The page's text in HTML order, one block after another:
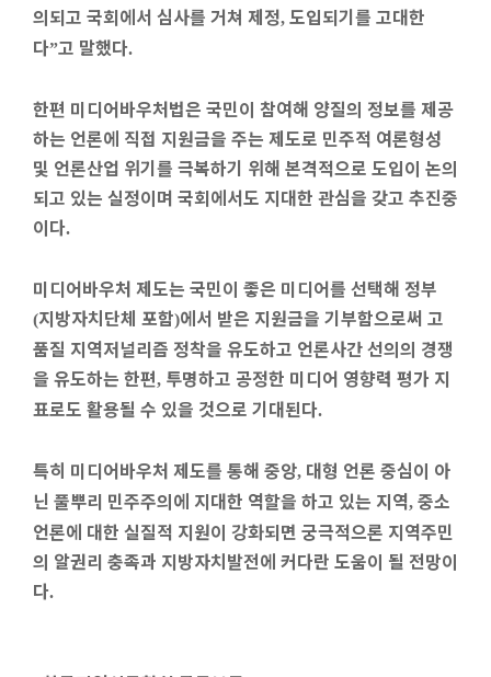
의되고 국회에서 심사를 거쳐 제정, 도입되기를 고대한
다”고 말했다.
한편 미디어바우처법은 국민이 참여해 양질의 정보를 제공
하는 언론에 직접 지원금을 주는 제도로 민주적 여론형성
및 언론산업 위기를 극복하기 위해 본격적으로 도입이 논의
되고 있는 실정이며 국회에서도 지대한 관심을 갖고 추진중
이다.
미디어바우처 제도는 국민이 좋은 미디어를 선택해 정부
(지방자치단체 포함)에서 받은 지원금을 기부함으로써 고
품질 지역저널리즘 정착을 유도하고 언론사간 선의의 경쟁
을 유도하는 한편, 투명하고 공정한 미디어 영향력 평가 지
표로도 활용될 수 있을 것으로 기대된다.
특히 미디어바우처 제도를 통해 중앙, 대형 언론 중심이 아
닌 풀뿌리 민주주의에 지대한 역할을 하고 있는 지역, 중소
언론에 대한 실질적 지원이 강화되면 궁극적으론 지역주민
의 알권리 충족과 지방자치발전에 커다란 도움이 될 전망이
다.